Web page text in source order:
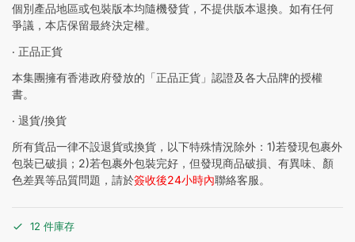
個別產品地區或包裝版本均隨機發貨，不提供版本退換。如有任何
爭議，本店保留最終決定權。
‧ 正品正貨
本集團擁有香港政府發放的「正品正貨」認證及各大品牌的授權
書。
‧ 退貨/換貨
所有貨品一律不設退貨或換貨，以下特殊情況除外：1)若發現包裹外
包裝已破損；2)若包裹外包裝完好，但發現商品破損、有異味、顏
色差異等品質問題，請於簽收後24小時內聯絡客服。
12 件庫存